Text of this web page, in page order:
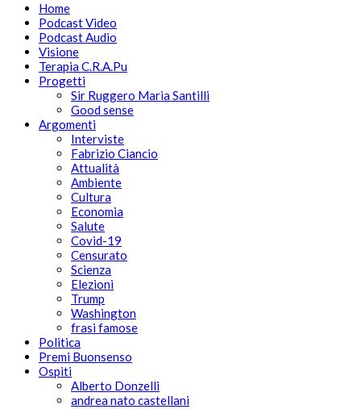
Home
Podcast Video
Podcast Audio
Visione
Terapia C.R.A.Pu
Progetti
Sir Ruggero Maria Santilli
Good sense
Argomenti
Interviste
Fabrizio Ciancio
Attualità
Ambiente
Cultura
Economia
Salute
Covid-19
Censurato
Scienza
Elezioni
Trump
Washington
frasi famose
Politica
Premi Buonsenso
Ospiti
Alberto Donzelli
andrea nato castellani